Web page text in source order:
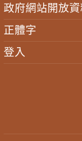
政府網站開放
正體字
登入